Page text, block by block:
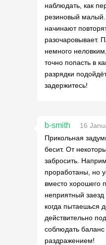
наблюдать, как
резиновый
начинают
разочаровывает.
немного
точно попасть в
разрядки
задержитесь!
b-smith
16
Прикольная
бесит. От
забросить.
проработаны, но
вместо хорошего
неприятный
когда пытаешься
действительно
соблюдать
раздражением!